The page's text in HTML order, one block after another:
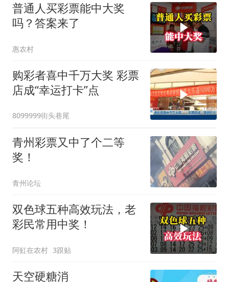
普通人买彩票能中大奖
吗？答案来了
惠农村
购彩者喜中千万大奖 彩票
店成“幸运打卡”点
8099999街头巷尾
青州彩票又中了个二等
奖！
青州论坛
双色球五种高效玩法，老
彩民常用中奖！
阿虹在农村 3跟贴
天空硬糖消